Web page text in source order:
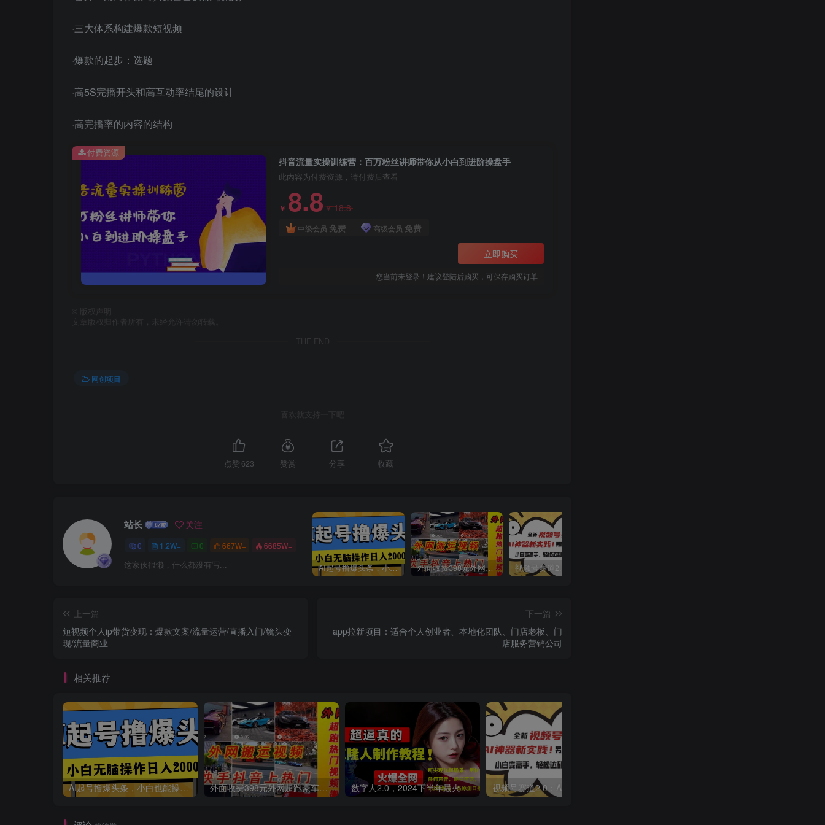
·三大体系构建爆款短视频
·爆款的起步：选题
·高5S完播开头和高互动率结尾的设计
·高完播率的内容的结构
抖音流量实操训练营：百万粉丝讲师带你从小白到进阶操盘手
此内容为付费资源，请付费后查看
￥ 8.8￥18.8
中级会员 免费 高级会员 免费
立即购买
您当前未登录！建议登陆后购买，可保存购买订单
付费资源
版权声明
文章版权归作者所有，未经允许请勿转载。
THE END
网创项目
喜欢就支持一下吧
点赞 623 赞赏 分享 收藏
站长 关注
0 1.2W+ 0 667W+ 6685W+
这家伙很懒，什么都没有写... AI起号撸爆头条，小白也能操作，日入2000+ 外面收费398元外网超跑豪车汽车视频搬运至快手抖音上热门项目
上一篇
短视频个人ip带货变现：爆款文案/流量运营/直播入门/镜头变
现/流量商业
下一篇
app拉新项目：适合个人创业者、本地化团队、门店老板、门
店服务营销公司
相关推荐
AI起号撸爆头条，小白也能操作，日入2000+ 外面收费398元外网超跑豪车汽车视频搬运至快手抖音上热门项目 数字人2.0，2024下半年最火项目，无限免费生成视频，可实现任何场景，用任何形象，任何声音，说任何话，5分钟生成一条原创口播视频。